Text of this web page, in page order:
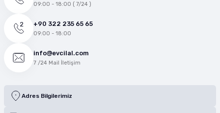
09:00 - 18:00 ( 7/24 )
+90 322 235 65 65
09:00 - 18:00
info@evcilal.com
7 /24 Mail İletişim
Adres Bilgilerimiz